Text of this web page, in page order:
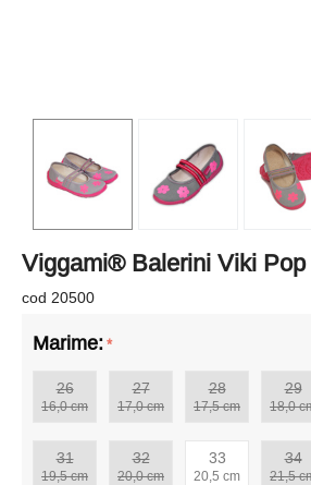
Viggami® Balerini Viki Pop
cod 20500
Marime:
26
16,0 cm
27
17,0 cm
28
17,5 cm
29
18,0
31
19,5 cm
32
20,0 cm
33
20,5 cm
34
21,5